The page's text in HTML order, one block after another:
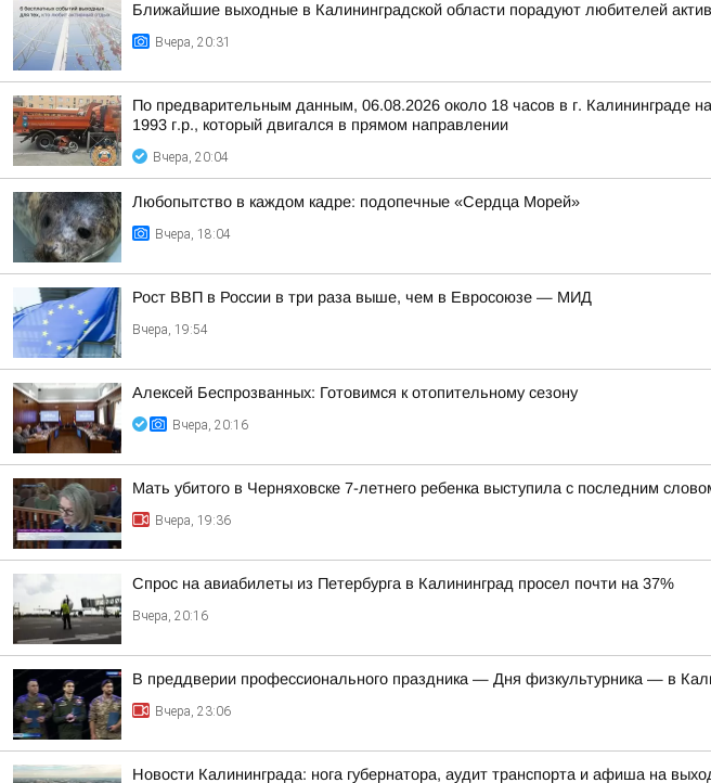
Ближайшие выходные в Калининградской области порадуют любителей
Вчера, 20:31
По предварительным данным, 06.08.2026 около 18 часов в г. Калининграде
1993 г.р., который двигался в прямом направлении
Вчера, 20:04
Любопытство в каждом кадре: подопечные «Сердца Морей»
Вчера, 18:04
Рост ВВП в России в три раза выше, чем в Евросоюзе — МИД
Вчера, 19:54
Алексей Беспрозванных: Готовимся к отопительному сезону
Вчера, 20:16
Мать убитого в Черняховске 7-летнего ребенка выступила с последним
Вчера, 19:36
Спрос на авиабилеты из Петербурга в Калининград просел почти на 37%
Вчера, 20:16
В преддверии профессионального праздника — Дня физкультурника — в
Вчера, 23:06
Новости Калининграда: нога губернатора, аудит транспорта и афиша на